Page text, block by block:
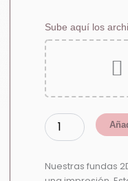
Sube aquí los
Nuestras fundas